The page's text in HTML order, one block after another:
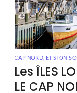
CAP NORD ET SI ON
Les ÎLES
LE CAP